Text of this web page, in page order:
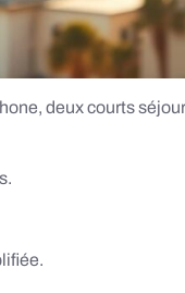
deux courts